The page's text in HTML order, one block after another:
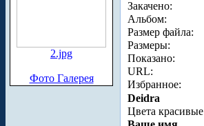
2.jpg
Фото Галерея
Закачено:
Альбом:
Размер файла:
Размеры:
Показано:
URL:
Избранное:
Deidra
Цвета красивые